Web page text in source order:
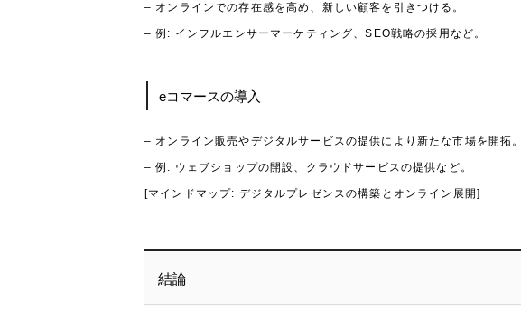
– オンラインでの存在感を高め、新しい顧客を引きつける。
– 例: インフルエンサーマーケティング、SEO戦略の採用など。
eコマースの導入
– オンライン販売やデジタルサービスの提供により新たな市場を開拓。
– 例: ウェブショップの開設、クラウドサービスの提供など。
[マインドマップ: デジタルプレゼンスの構築とオンライン展開]
結論